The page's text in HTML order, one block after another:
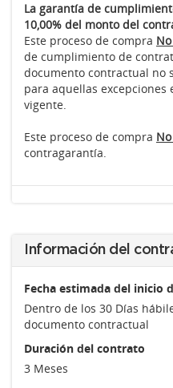
La garantía de
10,00% del monto del
Este proceso de compra
de cumplimiento de
documento contractual no
para aquellas
vigente.
Este proceso de compra
contragarantía.
Información del
Fecha estimada del inicio
Dentro de los 30 Días
documento contractual
Duración del contrato
3 Meses